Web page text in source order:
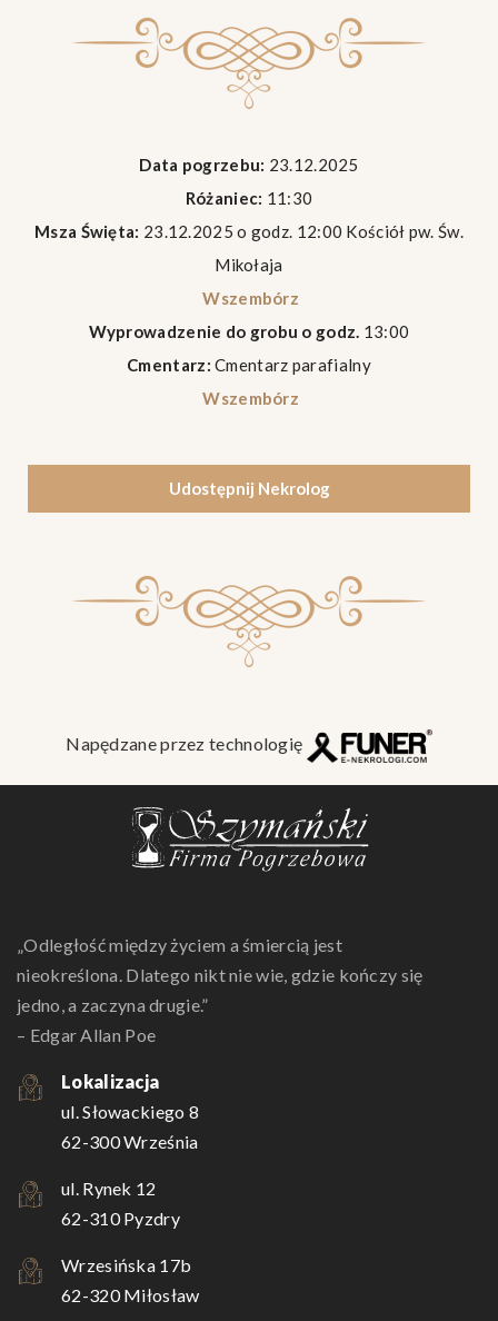
Data pogrzebu: 23.12.2025
Różaniec: 11:30
Msza Święta: 23.12.2025 o godz. 12:00 Kościół pw. Św.
Mikołaja
Wszembórz
Wyprowadzenie do grobu o godz. 13:00
Cmentarz: Cmentarz parafialny
Wszembórz
Udostępnij Nekrolog
Napędzane przez technologię
„Odległość między życiem a śmiercią jest
nieokreślona. Dlatego nikt nie wie, gdzie kończy się
jedno, a zaczyna drugie.”
– Edgar Allan Poe
Lokalizacja
ul. Słowackiego 8
62-300 Września
ul. Rynek 12
62-310 Pyzdry
Wrzesińska 17b
62-320 Miłosław